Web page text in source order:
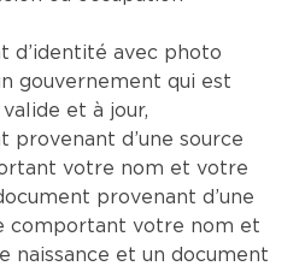
d’identité avec photo
gouvernement qui est
et à jour,
provenant d’une source
votre nom et votre
provenant d’une
comportant votre nom et
naissance et un document